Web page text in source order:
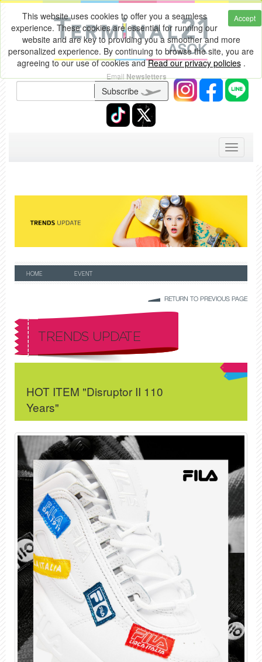
Accept
This website uses cookies to offer you a seamless
experience. These cookies are essential for running our
website and are key to providing you a smoother and more
personalized experience. By continuing to browse the site, you are
agreeing to our use of cookies andRead our privacy policies.
EmailNewsletters
Subscribe
Toggle
HOME EVENT
RETURN TO PREVIOUS PAGE
TRENDS UPDATE
HOT ITEM "Disruptor II 110
Years"